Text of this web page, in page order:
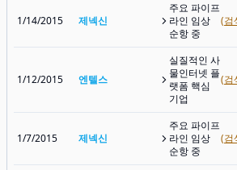
1/14/2015 제넥신
주요 파이프
라인 임상
순항 중
(검
1/12/2015 엔텔스
실질적인 사
물인터넷 플
랫폼 핵심
기업
(검
1/7/2015 제넥신
주요 파이프
라인 임상
순항 중
(검